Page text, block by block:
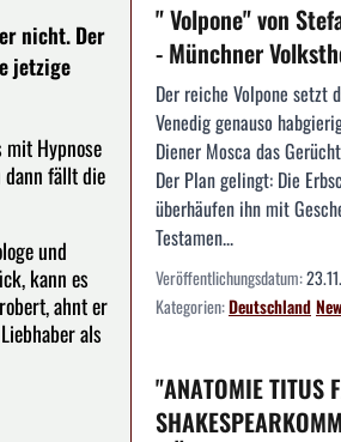
nicht. Der
jetzige
Hypnose
dann fällt die
und
kann es
ahnt er
als
" Volpone" von
- Münchner
Der reiche Volpone setzt
Venedig genauso
Diener Mosca das
Der Plan gelingt: Die
überhäufen ihn mit
Testamen...
Veröffentlichungsdatum:
Kategorien:Deutschland
"ANATOMIE TITUS